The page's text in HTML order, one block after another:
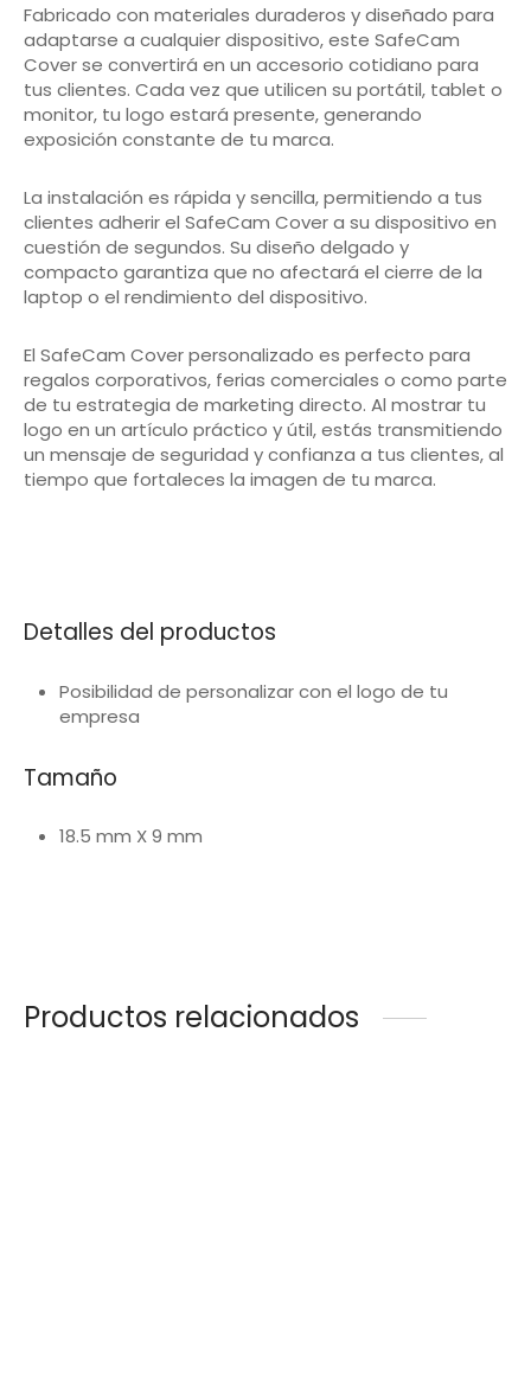
Fabricado con materiales duraderos y diseñado para
adaptarse a cualquier dispositivo, este SafeCam
Cover se convertirá en un accesorio cotidiano para
tus clientes. Cada vez que utilicen su portátil, tablet o
monitor, tu logo estará presente, generando
exposición constante de tu marca.
La instalación es rápida y sencilla, permitiendo a tus
clientes adherir el SafeCam Cover a su dispositivo en
cuestión de segundos. Su diseño delgado y
compacto garantiza que no afectará el cierre de la
laptop o el rendimiento del dispositivo.
El SafeCam Cover personalizado es perfecto para
regalos corporativos, ferias comerciales o como parte
de tu estrategia de marketing directo. Al mostrar tu
logo en un artículo práctico y útil, estás transmitiendo
un mensaje de seguridad y confianza a tus clientes, al
tiempo que fortaleces la imagen de tu marca.
Detalles del productos
Posibilidad de personalizar con el logo de tu
empresa
Tamaño
18.5 mm X 9 mm
Productos relacionados